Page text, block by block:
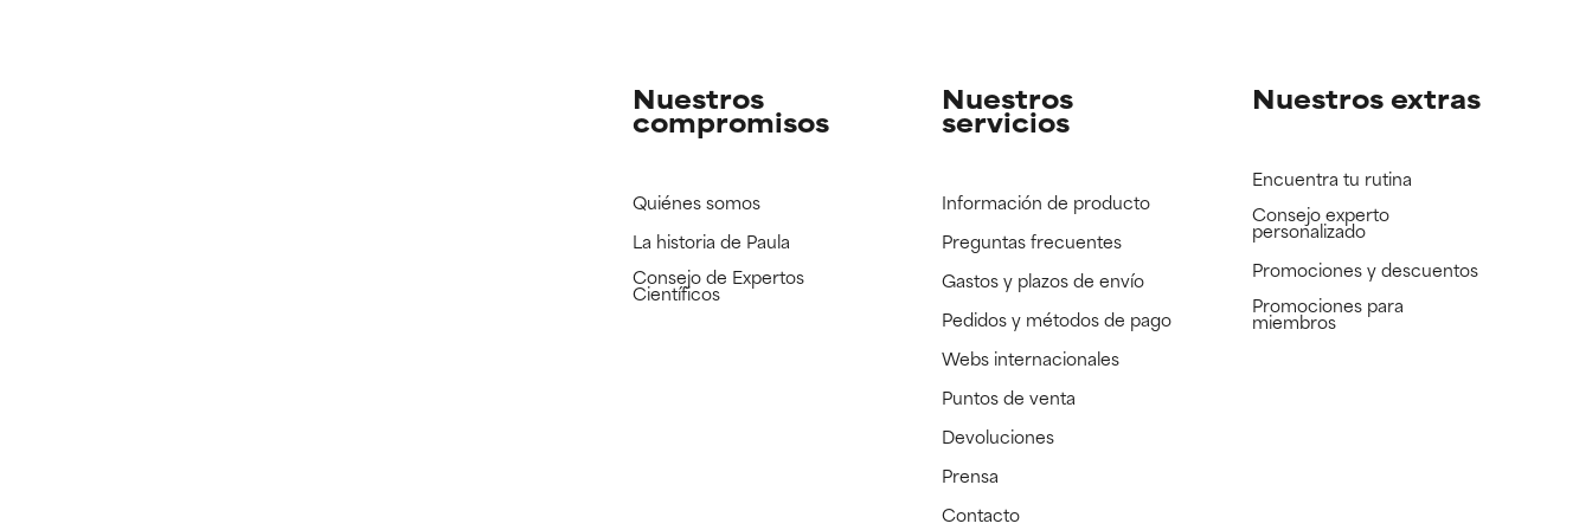
Nuestros
compromisos
Quiénes somos
La historia de Paula
Consejo de Expertos
Científicos
Nuestros
servicios
Información de producto
Preguntas frecuentes
Gastos y plazos de envío
Pedidos y métodos de pago
Webs internacionales
Puntos de venta
Devoluciones
Prensa
Contacto
Nuestros extras
Encuentra tu rutina
Consejo experto
personalizado
Promociones y descuentos​
Promociones para
miembros